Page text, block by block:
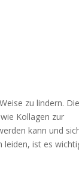
zu lindern. Die
Kollagen zur
kann und
leiden, ist es